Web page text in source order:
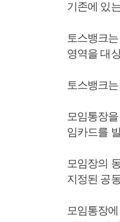
기존에 있
토스뱅크
영역을 대
토스뱅크
모임통장
임카드를
모임장의
지정된 공
모임통장